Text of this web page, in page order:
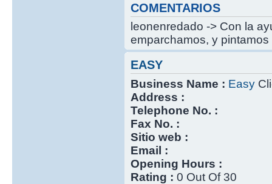
COMENTARIOS
leonenredado -> Con la
emparchamos, y
EASY
Business Name : Easy
Address :
Telephone No. :
Fax No. :
Sitio web :
Email :
Opening Hours :
Rating : 0 Out Of 30